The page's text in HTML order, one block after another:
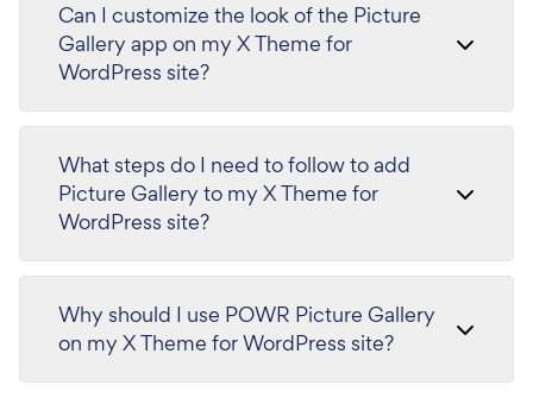
Can I customize the look of the Picture
Gallery app on my X Theme for
WordPress site?
What steps do I need to follow to add
Picture Gallery to my X Theme for
WordPress site?
Why should I use POWR Picture Gallery
on my X Theme for WordPress site?